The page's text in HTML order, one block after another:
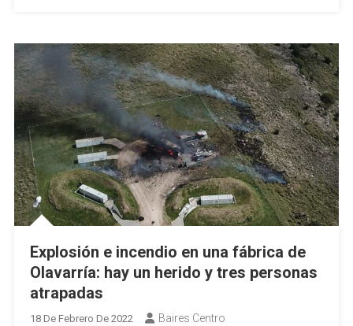
Hace
Prever
Un
Desenlace
Fatal”
Explosión e incendio en una fábrica de
Olavarría: hay un herido y tres personas
atrapadas
18 De Febrero De 2022 Baires Centro